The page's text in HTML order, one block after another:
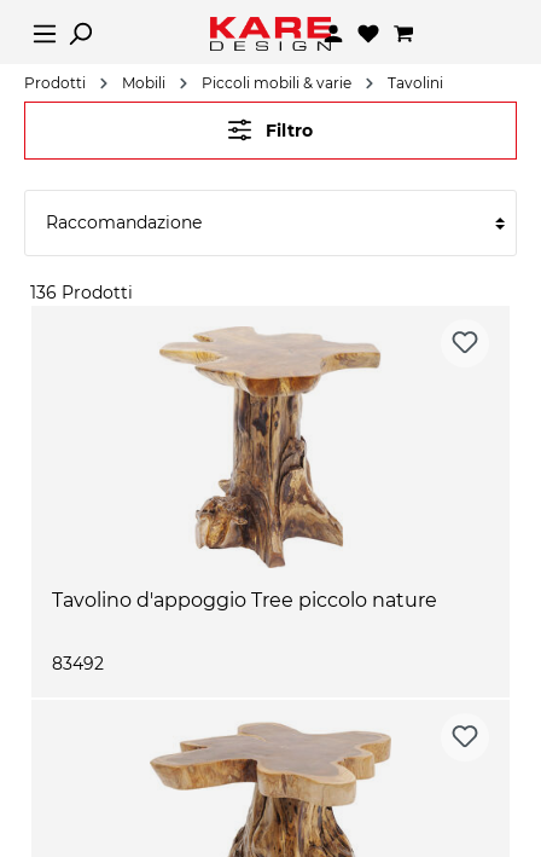
Prodotti Mobili Piccoli mobili & varie Tavolini
Filtro
136 Prodotti
Tavolino d'appoggio Tree piccolo nature
83492